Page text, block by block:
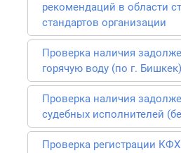
рекомендаций в области
стандартов организации
Проверка наличия
горячую воду (по г. Бишкек)
Проверка наличия
судебных исполнителей
Проверка регистрации КФХ